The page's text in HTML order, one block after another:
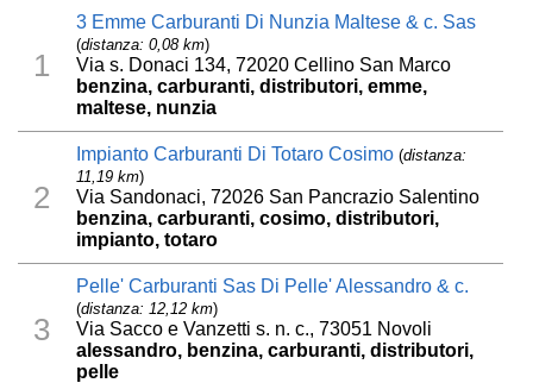
1
3 Emme Carburanti Di Nunzia Maltese & c. Sas
(distanza: 0,08 km)
Via s. Donaci 134, 72020 Cellino San Marco
benzina, carburanti, distributori, emme,
maltese, nunzia
2
Impianto Carburanti Di Totaro Cosimo (distanza:
11,19 km)
Via Sandonaci, 72026 San Pancrazio Salentino
benzina, carburanti, cosimo, distributori,
impianto, totaro
3
Pelle' Carburanti Sas Di Pelle' Alessandro & c.
(distanza: 12,12 km)
Via Sacco e Vanzetti s. n. c., 73051 Novoli
alessandro, benzina, carburanti, distributori,
pelle